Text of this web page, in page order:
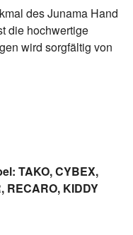
des Junama Hand
die hochwertige
wird sorgfältig von
TAKO, CYBEX,
RECARO, KIDDY